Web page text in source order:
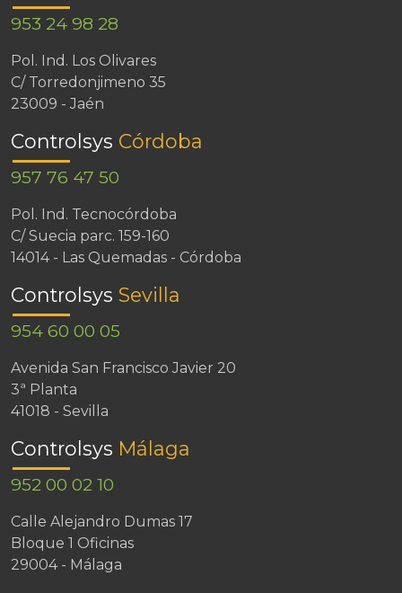
953 24 98 28
Pol. Ind. Los Olivares
C/ Torredonjimeno 35
23009 - Jaén
Controlsys Córdoba
957 76 47 50
Pol. Ind. Tecnocórdoba
C/ Suecia parc. 159-160
14014 - Las Quemadas - Córdoba
Controlsys Sevilla
954 60 00 05
Avenida San Francisco Javier 20
3ª Planta
41018 - Sevilla
Controlsys Málaga
952 00 02 10
Calle Alejandro Dumas 17
Bloque 1 Oficinas
29004 - Málaga